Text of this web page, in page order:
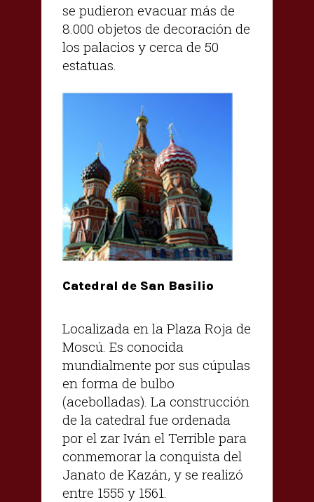
se pudieron evacuar más de
8.000 objetos de decoración de
los palacios y cerca de 50
estatuas.
Catedral de San Basilio
Localizada en la Plaza Roja de
Moscú. Es conocida
mundialmente por sus cúpulas
en forma de bulbo
(acebolladas). La construcción
de la catedral fue ordenada
por el zar Iván el Terrible para
conmemorar la conquista del
Janato de Kazán, y se realizó
entre 1555 y 1561.